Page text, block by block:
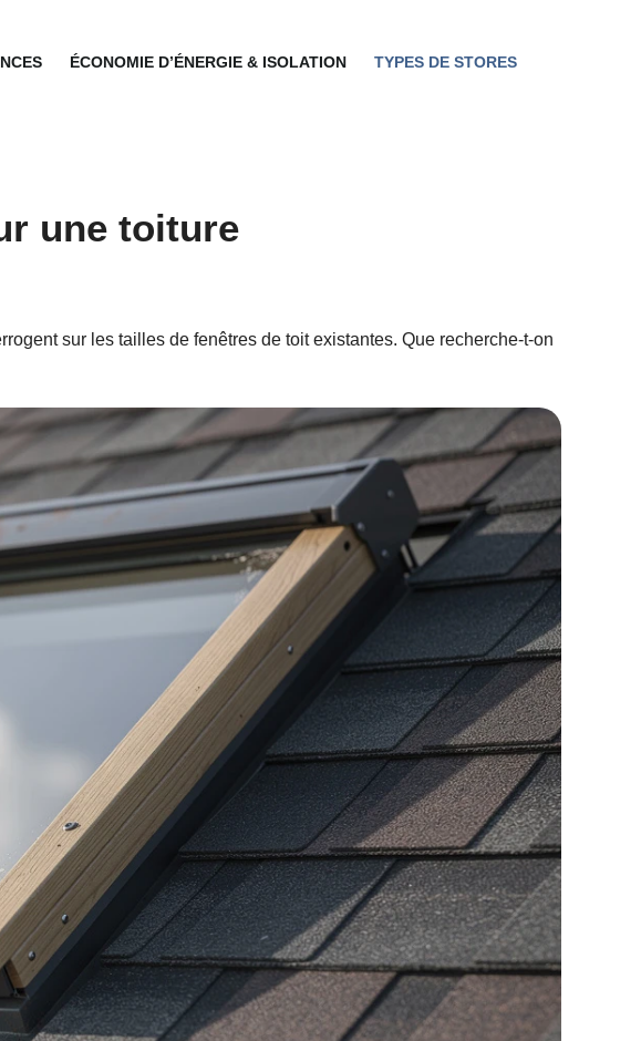
ÉCONOMIE D’ÉNERGIE & ISOLATION TYPES DE STORES
une toiture
sur les tailles de fenêtres de toit existantes. Que recherche-t-on